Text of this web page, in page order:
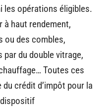
les opérations éligibles.
à haut rendement,
ou des combles,
du double vitrage,
Toutes ces
crédit d’impôt pour la